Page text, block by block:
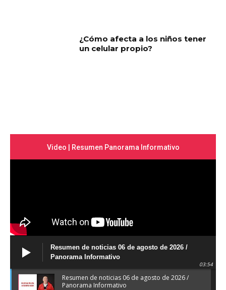
¿Cómo afecta a los niños tener
un celular propio?
Video | Resumen Panorama Informativo
Resumen de noticias 06 de agosto de 2026 /
Panorama Informativo
03:54
Resumen de noticias 06 de agosto de 2026 /
Panorama Informativo